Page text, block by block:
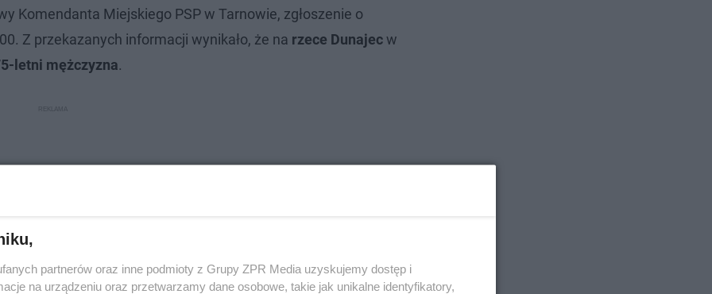
Komendanta Miejskiego PSP w Tarnowie, zgłoszenie o
Z przekazanych informacji wynikało, że na rzece Dunajecw
letni mężczyzna.
partnerów oraz inne podmioty z Grupy ZPR Media uzyskujemy dostęp i
na urządzeniu oraz przetwarzamy dane osobowe, takie jak unikalne identyfikatory,